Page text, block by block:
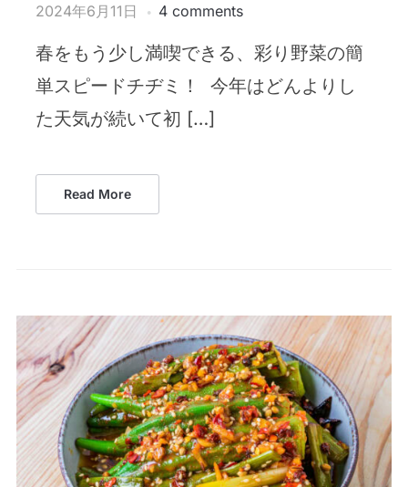
2024年6月11日 4 comments
春をもう少し満喫できる、彩り野菜の簡
単スピードチヂミ！ 今年はどんよりし
た天気が続いて初 […]
Read More